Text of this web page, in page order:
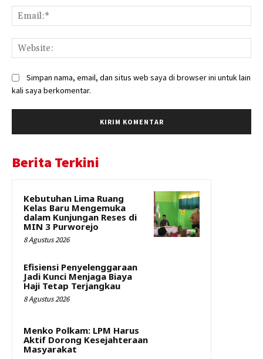
Simpan nama, email, dan situs web saya di browser ini untuk lain
kali saya berkomentar.
Berita Terkini
Kebutuhan Lima Ruang
Kelas Baru Mengemuka
dalam Kunjungan Reses di
MIN 3 Purworejo
8 Agustus 2026
Efisiensi Penyelenggaraan
Jadi Kunci Menjaga Biaya
Haji Tetap Terjangkau
8 Agustus 2026
Menko Polkam: LPM Harus
Aktif Dorong Kesejahteraan
Masyarakat